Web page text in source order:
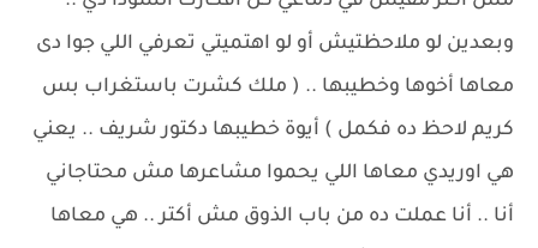
وبعدين لو ملاحظتيش أو لو اهتميتي تعرفي اللي جوا دى
معاها أخوها وخطيبها .. ( ملك كشرت باستغراب بس
كريم لاحظ ده فكمل ) أيوة خطيبها دكتور شريف .. يعني
هي اوريدي معاها اللي يحموا مشاعرها مش محتاجاني
أنا .. أنا عملت ده من باب الذوق مش أكتر .. هي معاها